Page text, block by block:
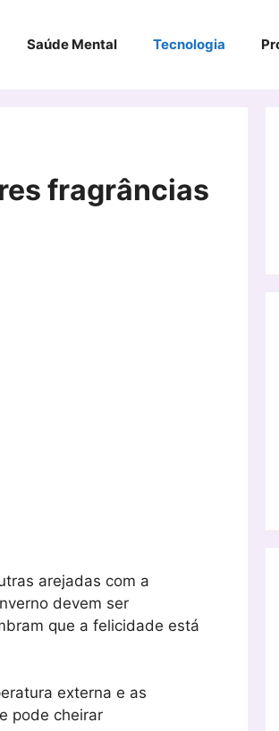
Saúde Mental Tecnologia
fragrâncias
arejadas com a
devem ser
que a felicidade está
externa e as
pode cheirar